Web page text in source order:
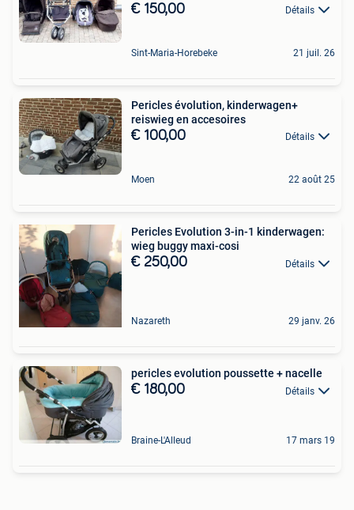
€ 150,00 Détails
Sint-Maria-Horebeke 21 juil. 26
Pericles évolution, kinderwagen+
reiswieg en accesoires
€ 100,00 Détails
Moen 22 août 25
Pericles Evolution 3-in-1 kinderwagen:
wieg buggy maxi-cosi
€ 250,00 Détails
Nazareth 29 janv. 26
pericles evolution poussette + nacelle
€ 180,00 Détails
Braine-L'Alleud 17 mars 19